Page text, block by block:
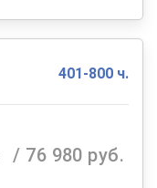
401-800 ч.
/ 76 980 руб.